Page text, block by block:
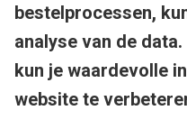
bestelprocessen,
analyse van de
kun je waardevolle
website te